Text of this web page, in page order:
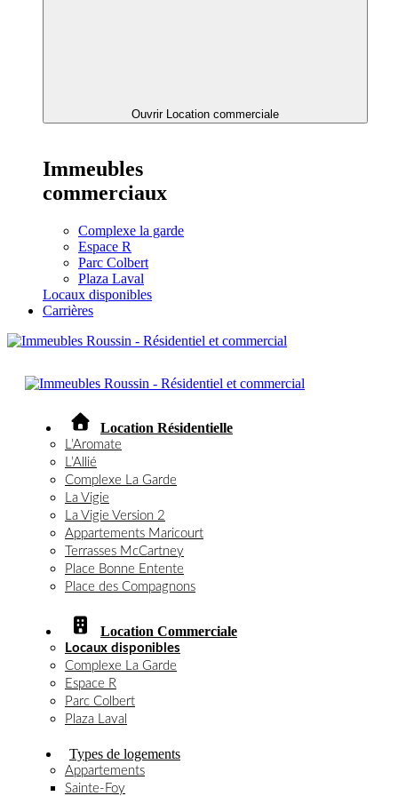
Ouvrir Location commerciale
Immeubles
commerciaux
Complexe la garde
Espace R
Parc Colbert
Plaza Laval
Locaux disponibles
Carrières
Location Résidentielle
L’Aromate
L’Allié
Complexe La Garde
La Vigie
La Vigie Version 2
Appartements Maricourt
Terrasses McCartney
Place Bonne Entente
Place des Compagnons
Location Commerciale
Locaux disponibles
Complexe La Garde
Espace R
Parc Colbert
Plaza Laval
Types de logements
Appartements
Sainte-Foy